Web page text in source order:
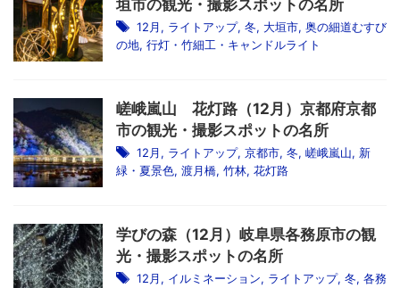
垣市の観光・撮影スポットの名所
12月, ライトアップ, 冬, 大垣市, 奥の細道むすび
の地, 行灯・竹細工・キャンドルライト
嵯峨嵐山 花灯路（12月）京都府京都
市の観光・撮影スポットの名所
12月, ライトアップ, 京都市, 冬, 嵯峨嵐山, 新
緑・夏景色, 渡月橋, 竹林, 花灯路
学びの森（12月）岐阜県各務原市の観
光・撮影スポットの名所
12月, イルミネーション, ライトアップ, 冬, 各務